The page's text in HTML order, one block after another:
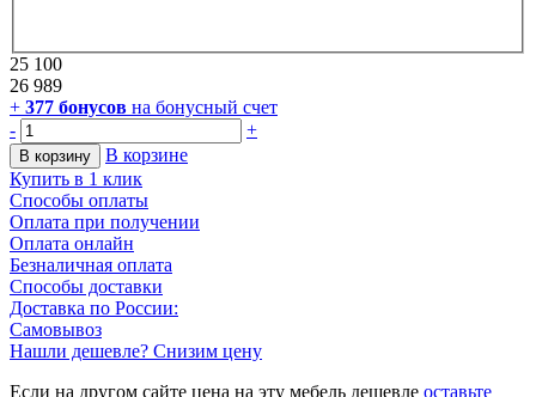
25 100
26 989
+ 377 бонусов на бонусный счет
-
+
В корзину
В корзине
Купить в 1 клик
Способы оплаты
Оплата при получении
Оплата онлайн
Безналичная оплата
Способы доставки
Доставка по России:
Самовывоз
Нашли дешевле? Снизим цену
Если на другом сайте цена на эту мебель дешевле оставьте